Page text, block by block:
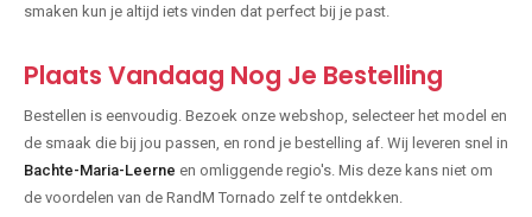
smaken kun je altijd iets vinden dat perfect bij je past.
Plaats Vandaag Nog Je Bestelling
Bestellen is eenvoudig. Bezoek onze webshop, selecteer het model en
de smaak die bij jou passen, en rond je bestelling af. Wij leveren snel in
Bachte-Maria-Leerne en omliggende regio's. Mis deze kans niet om
de voordelen van de RandM Tornado zelf te ontdekken.